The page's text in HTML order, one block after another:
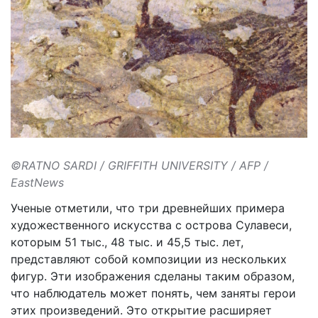
©RATNO SARDI / GRIFFITH UNIVERSITY / AFP /
EastNews
Ученые отметили, что три древнейших примера
художественного искусства с острова Сулавеси,
которым 51 тыс., 48 тыс. и 45,5 тыс. лет,
представляют собой композиции из нескольких
фигур. Эти изображения сделаны таким образом,
что наблюдатель может понять, чем заняты герои
этих произведений. Это открытие расширяет